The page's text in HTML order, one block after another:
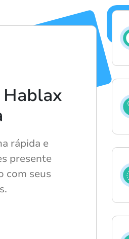
Hablax
rápida e
presente
com seus